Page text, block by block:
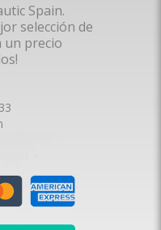
Spain.
selección de
un precio